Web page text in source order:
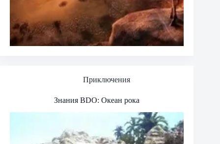
Приключения
Знания BDO: Океан рока